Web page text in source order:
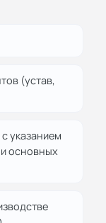
(устав,
указанием
основных